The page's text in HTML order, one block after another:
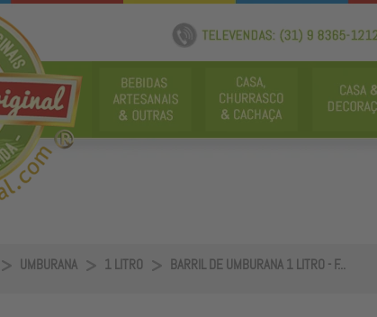
UMBURANA 1 LITRO BARRIL DE UMBURANA 1 LITRO - F...